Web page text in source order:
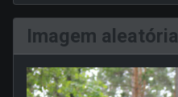
Imagem aleatória